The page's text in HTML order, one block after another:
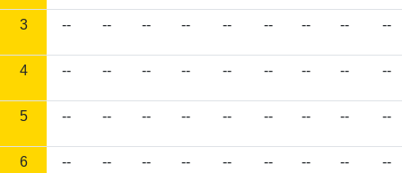
3 -- -- -- -- -- -- -- -- --
4 -- -- -- -- -- -- -- -- --
5 -- -- -- -- -- -- -- -- --
6 -- -- -- -- -- -- -- -- --